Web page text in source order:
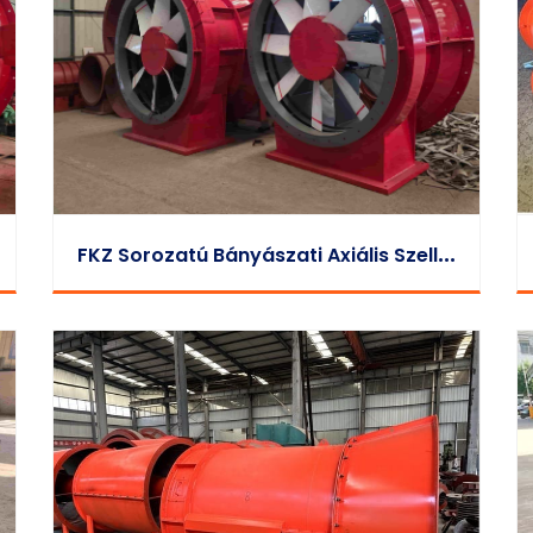
F
KZ Sorozatú Bányászati Axiális Szellőztető Ventilátor